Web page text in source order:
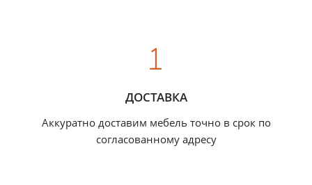
ДОСТАВКА
Аккуратно доставим мебель точно в срок по
согласованному адресу